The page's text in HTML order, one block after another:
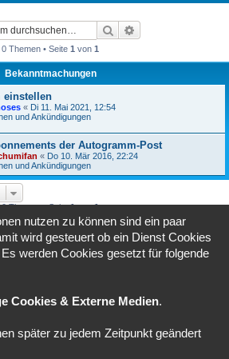
Suche
0 Themen • Seite 1 von 1
Bekanntmachungen
einstellen
« Di 11. Mai 2021, 12:54
und Ankündigungen
der Autogramm-Post
« Do 10. Mär 2016, 22:24
und Ankündigungen
0 Themen • Seite1von1
Gehe zu
FORUM
Forumnicht ändern.
Alle Zeiten sindUTC+02:00
nutzen zu können sind ein paar
wird gesteuert ob ein Dienst Cookies
werden Cookies gesetzt für folgende
Cookies & Externe Medien.
später zu jedem Zeitpunkt geändert